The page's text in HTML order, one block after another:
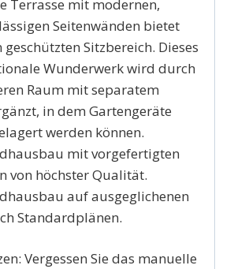
Terrasse mit modernen,
Seitenwänden bietet
geschützten Sitzbereich. Dieses
Wunderwerk wird durch
Raum mit separatem
in dem Gartengeräte
werden können.
mit vorgefertigten
von höchster Qualität.
auf ausgeglichenen
Standardplänen.
Vergessen Sie das manuelle